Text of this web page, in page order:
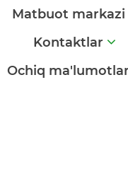
Matbuot markazi
Kontaktlar
Ochiq ma'lumotlar